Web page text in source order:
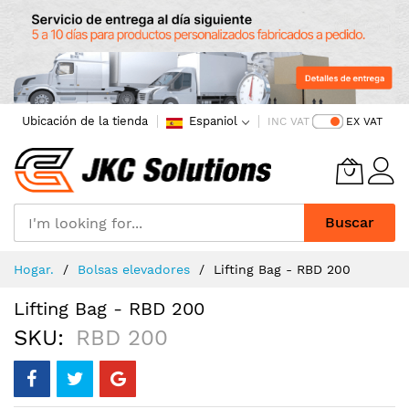
Ubicación de la tienda Espaniol INC VAT EX VAT
Buscar
Content
Hogar. Bolsas elevadores Lifting Bag - RBD 200
Lifting Bag - RBD 200
SKU RBD 200